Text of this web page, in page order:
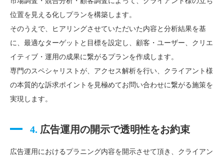
位置を見える化しプランを構築します。
そのうえで、ヒアリングさせていただいた内容と分析結果を基
に、最適なターゲットと目標を設定し、顧客・ユーザー、クリエ
イティブ・運用の成果に繋がるプランを作成します。
専門のスペシャリストが、アクセス解析を行い、クライアント様
の本質的な訴求ポイントを見極めてお問い合わせに繋がる施策を
実現します。
4. 広告運用の開示で透明性をお約束
広告運用におけるプラニング内容を開示させて頂き、クライアン